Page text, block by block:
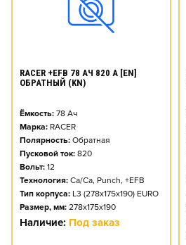
RACER +EFB 78 АЧ 820 А [EN]
ОБРАТНЫЙ (KN)
Ёмкость: 78 Ач
Марка: RACER
Полярность: Обратная
Пусковой ток: 820
Вольт: 12
Технология: Ca/Ca, Punch, +EFB
Тип корпуса: L3 (278x175x190) EURO
Размер, мм: 278x175x190
Наличие: Под заказ